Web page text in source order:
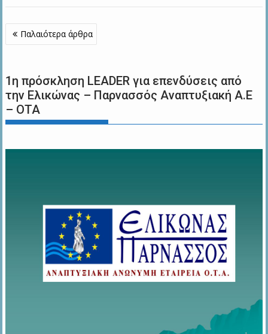
Πλοήγηση
άρθρων
Παλαιότερα άρθρα
1η πρόσκληση LEADER για επενδύσεις από
την Ελικώνας – Παρνασσός Αναπτυξιακή Α.Ε
– ΟΤΑ